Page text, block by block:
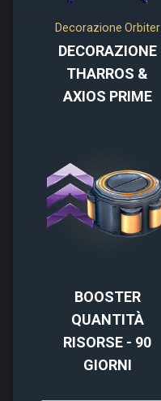
Decorazione Orbiter
DECORAZIONE
THARROS &
AXIOS PRIME
BOOSTER
QUANTITÀ
RISORSE - 90
GIORNI